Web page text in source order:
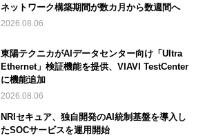
ネットワーク構築期間が数カ月から数週間へ
2026.08.06
東陽テクニカがAIデータセンター向け「Ultra
Ethernet」検証機能を提供、VIAVI TestCenter
に機能追加
2026.08.06
NRIセキュア、独自開発のAI統制基盤を導入し
たSOCサービスを運用開始